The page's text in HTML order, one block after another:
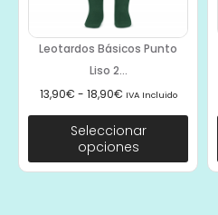
Leotardos Básicos Punto
Liso 2...
13,90€ - 18,90€ IVA Incluido
Seleccionar
opciones